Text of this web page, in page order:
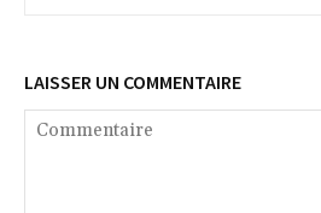
LAISSER UN COMMENTAIRE